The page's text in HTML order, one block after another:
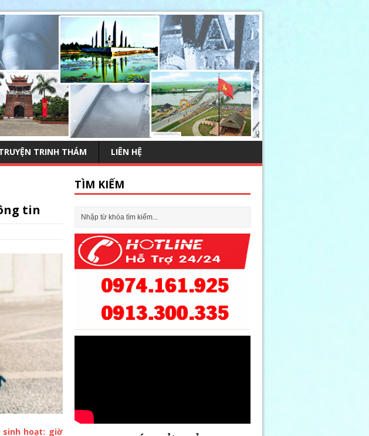
TRINH THÁM LIÊN HỆ
tin
hoạt: giờ
TÌM KIẾM